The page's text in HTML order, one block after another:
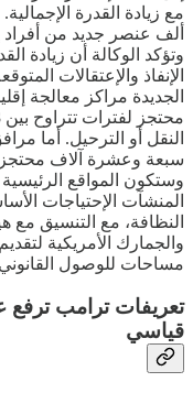
ألف عنصر جديد من
وتؤكد الوكالة أن زيادة
الجديدة مراكز معالجة
النقل أو الترحيل. أما
وستكون المواقع
المنشآت الإحتياجات
النظافة، مع التنسيق مع
والجمارك الأمريكية
مساحات للوصول القانوني
تعريفات ترامب
قياسي